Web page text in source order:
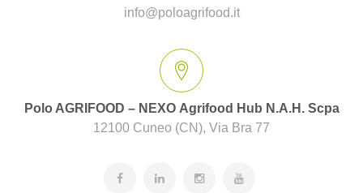
info@poloagrifood.it
Polo AGRIFOOD – NEXO Agrifood Hub N.A.H. Scpa
12100 Cuneo (CN), Via Bra 77